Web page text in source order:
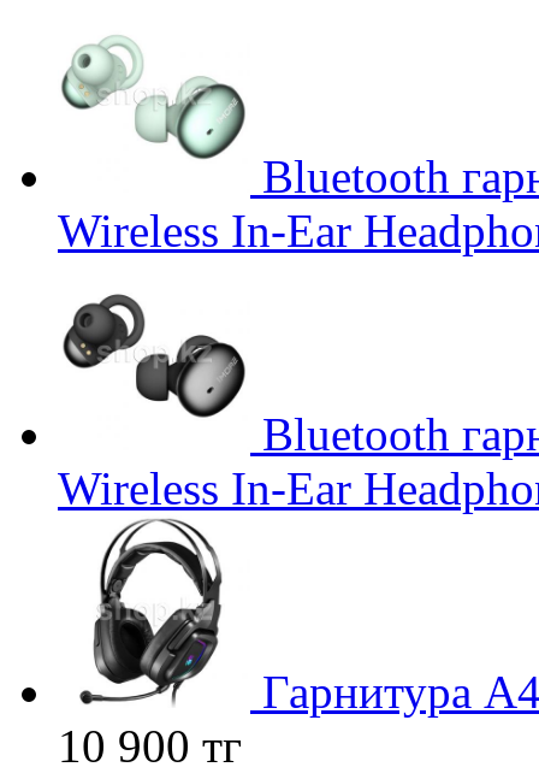
Bluetooth
Wireless In-Ear
Bluetooth
Wireless In-Ear
Гарнитура
10 900 тг